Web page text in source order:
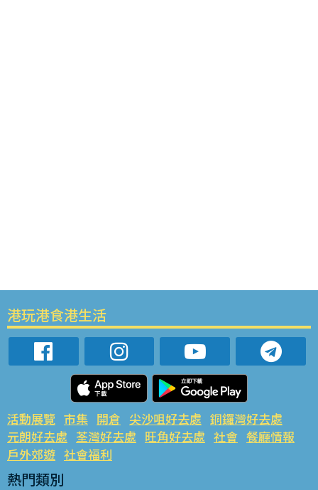
港玩港食港生活
活動展覽 市集 開倉 尖沙咀好去處 銅鑼灣好去處
元朗好去處 荃灣好去處 旺角好去處 社會 餐廳情報
戶外郊遊 社會福利
熱門類別